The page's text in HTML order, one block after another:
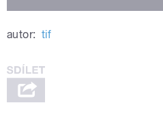
autor: tif